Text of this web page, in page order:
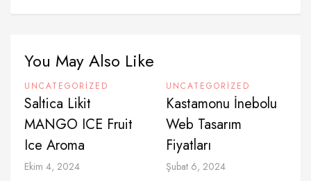
You May Also Like
UNCATEGORIZED
Saltica Likit
MANGO ICE Fruit
Ice Aroma
Ekim 4, 2024
UNCATEGORIZED
Kastamonu İnebolu
Web Tasarım
Fiyatları
Şubat 6, 2024